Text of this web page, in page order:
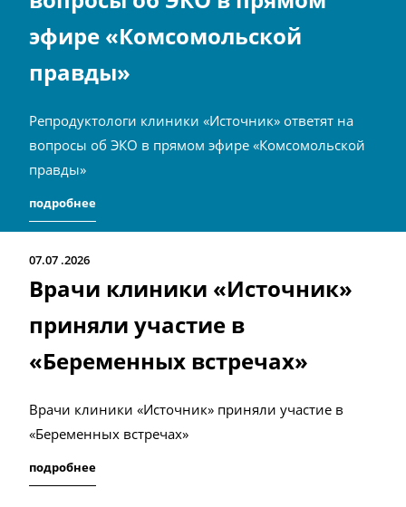
эфире «Комсомольской
правды»
Репродуктологи клиники «Источник» ответят на
вопросы об ЭКО в прямом эфире «Комсомольской
правды»
подробнее
07.07 2026
Врачи клиники «Источник»
приняли участие в
«Беременных встречах»
Врачи клиники «Источник» приняли участие в
«Беременных встречах»
подробнее